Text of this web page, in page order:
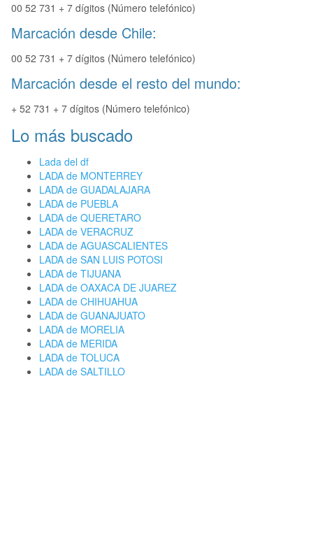
00 52 731 + 7 dígitos (Número telefónico)
Marcación desde Chile:
00 52 731 + 7 dígitos (Número telefónico)
Marcación desde el resto del mundo:
+ 52 731 + 7 dígitos (Número telefónico)
Lo más buscado
Lada del df
LADA de MONTERREY
LADA de GUADALAJARA
LADA de PUEBLA
LADA de QUERETARO
LADA de VERACRUZ
LADA de AGUASCALIENTES
LADA de SAN LUIS POTOSI
LADA de TIJUANA
LADA de OAXACA DE JUAREZ
LADA de CHIHUAHUA
LADA de GUANAJUATO
LADA de MORELIA
LADA de MERIDA
LADA de TOLUCA
LADA de SALTILLO